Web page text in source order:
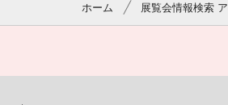
ホーム 展覧会情報検索